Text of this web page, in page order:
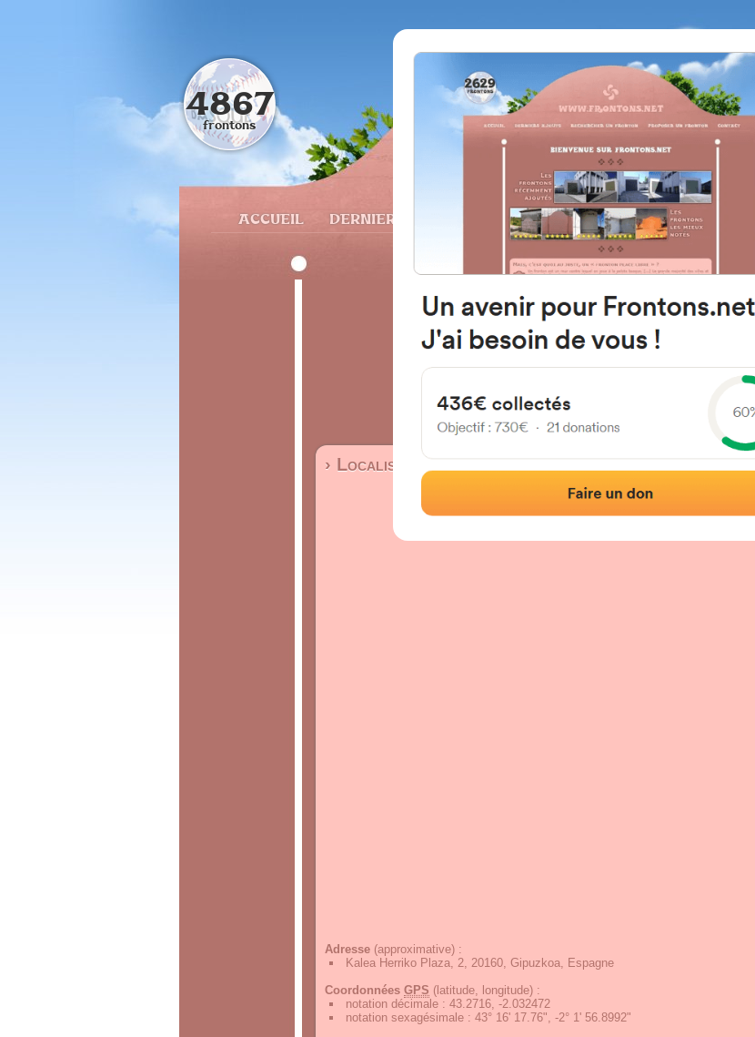
FRONTONS.NET
ACCUEIL DERNIERS AJOUTS RECHERCHER UN FRONTON
4867
frontons
20160 Gipuzkoa Espagne
Kalea Herriko Plaza 2
#1991
Localisation|Photos|Commentaires et avis
› Localisation du fronton
Adresse (approximative) :
Kalea Herriko Plaza, 2, 20160, Gipuzkoa, Espagne
Coordonnées GPS (latitude, longitude) :
notation décimale : 43.2716, -2.032472
notation sexagésimale : 43° 16' 17.76", -2° 1' 56.8992"